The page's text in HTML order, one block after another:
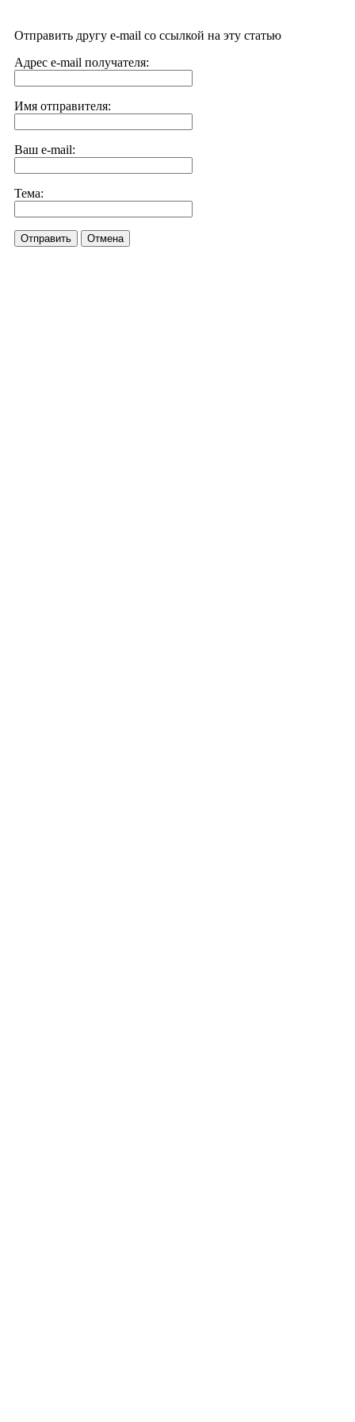
Отправить другу e-mail со ссылкой на эту статью
Адрес e-mail получателя:
Имя отправителя:
Ваш e-mail:
Тема:
Отправить Отмена